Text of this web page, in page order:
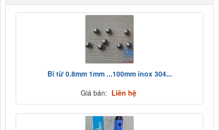
Bi từ 0.8mm 1mm ...100mm inox 304...
Giá bán: Liên hệ